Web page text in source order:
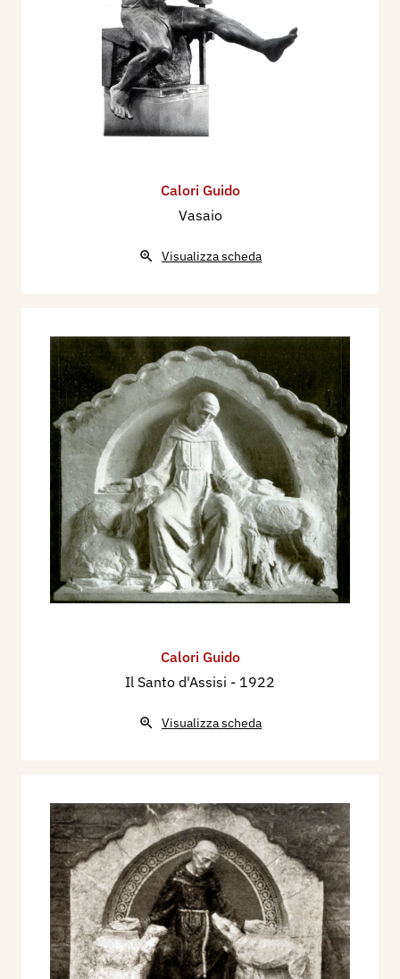
Calori Guido
Vasaio
Visualizza scheda
Calori Guido
Il Santo d'Assisi - 1922
Visualizza scheda